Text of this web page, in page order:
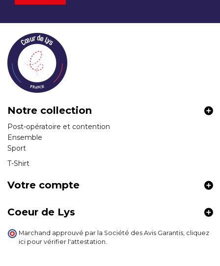
Notre collection
Post-opératoire et contention
Ensemble
Sport
T-Shirt
Votre compte
Coeur de Lys
Marchand approuvé par la Société des Avis Garantis, cliquez
ici pour vérifier l'attestation